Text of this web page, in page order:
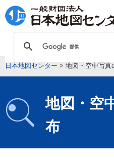
日本地図センター > 地図・空中写真
地図・空
布